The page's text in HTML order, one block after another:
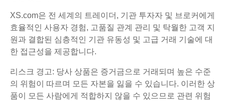
XS.com은 전 세계의 트레이더, 기관 투자자 및 브로커에게
효율적인 사용자 경험, 고품질 관계 관리 및 탁월한 고객 지
원과 결합된 심층적인 기관 유동성 및 고급 거래 기술에 대
한 접근성을 제공합니다.
리스크 경고: 당사 상품은 증거금으로 거래되며 높은 수준
의 위험이 따르며 모든 자본을 잃을 수 있습니다. 이러한 상
품이 모든 사람에게 적합하지 않을 수 있으므로 관련 위험